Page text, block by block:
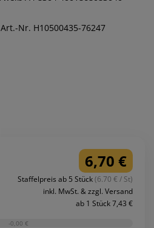
Art.-Nr. H10500435-76247
6,70 €
Staffelpreis ab 5 Stück(6.70 € / St)
inkl. MwSt. & zzgl. Versand
ab 1 Stück 7,43 €
-0,00 €